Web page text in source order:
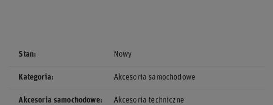
Stan Nowy
Kategoria Akcesoria samochodowe
Akcesoria samochodowe Akcesoria techniczne